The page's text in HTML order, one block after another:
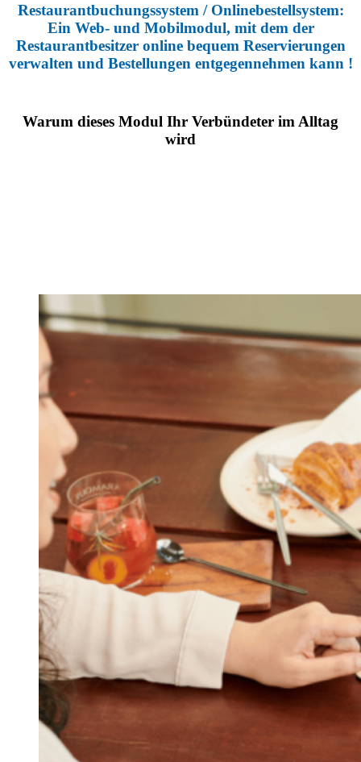
Restaurantbuchungssystem / Onlinebestellsystem:
Ein Web- und Mobilmodul, mit dem der
Restaurantbesitzer online bequem Reservierungen
verwalten und Bestellungen entgegennehmen kann !
Warum dieses Modul Ihr Verbündeter im Alltag
wird